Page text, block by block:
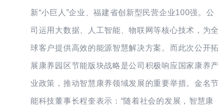
新“小巨人”企业、福建省创新型民营企业100强。公
司运用大数据、人工智能、物联网等核心技术，为全
球客户提供高效的能源智慧解决方案。而此次公开拓
展康养园区节能版块战略是公司积极响应国家康养产
业政策，推动智慧康养领域发展的重要举措。金名节
能科技董事长程奎表示：“随着社会的发展，智慧康